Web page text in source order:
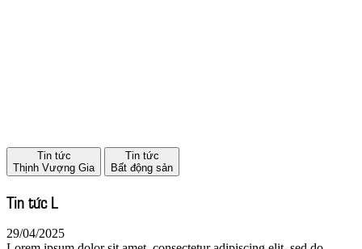
Tin tức
Thịnh Vượng Gia
Tin tức
Bất động sản
Tin tức L
29/04/2025